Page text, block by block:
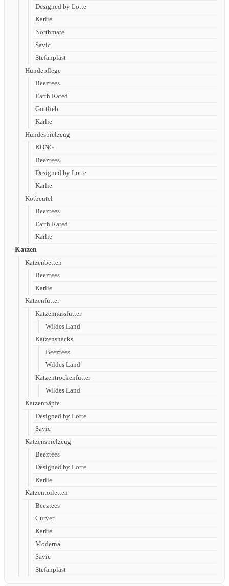
Designed by Lotte
Karlie
Northmate
Savic
Stefanplast
Hundepflege
Beeztees
Earth Rated
Gottlieb
Karlie
Hundespielzeug
KONG
Beeztees
Designed by Lotte
Karlie
Kotbeutel
Beeztees
Earth Rated
Karlie
Katzen
Katzenbetten
Beeztees
Karlie
Katzenfutter
Katzennassfutter
Wildes Land
Katzensnacks
Beeztees
Wildes Land
Katzentrockenfutter
Wildes Land
Katzennäpfe
Designed by Lotte
Savic
Katzenspielzeug
Beeztees
Designed by Lotte
Karlie
Katzentoiletten
Beeztees
Curver
Karlie
Moderna
Savic
Stefanplast